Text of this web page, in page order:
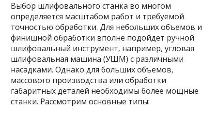
Выбор шлифовального станка во многом
определяется масштабом работ и требуемой
точностью обработки. Для небольших объемов и
финишной обработки вполне подойдет ручной
шлифовальный инструмент, например, угловая
шлифовальная машина (УШМ) с различными
насадками. Однако для больших объемов,
массового производства или обработки
габаритных деталей необходимы более мощные
станки. Рассмотрим основные типы: